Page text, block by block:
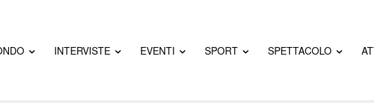
INTERVISTE EVENTI SPORT SPETTACOLO